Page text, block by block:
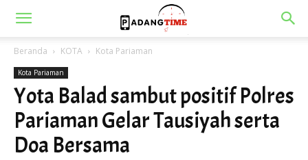
Beranda KOTA Kota Pariaman
Kota Pariaman
Yota Balad sambut positif Polres
Pariaman Gelar Tausiyah serta
Doa Bersama